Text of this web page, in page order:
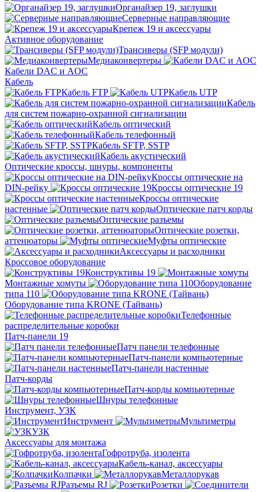
Органайзер 19, заглушки
Серверные направляющие
Крепеж 19 и аксессуары
Активное оборудование
Трансиверы (SFP модули)
Медиаконвертеры
Кабели DAC и AOC
Кабель
Кабель FTP
Кабель UTP
Кабель
для систем пожарно-охранной сигнализации
Кабель оптический
Кабель телефонный
Кабель SFTP, SSTP
Кабель акустический
Оптические кроссы, шнуры, компоненты
Кроссы оптические на
DIN-рейку
Кроссы оптические 19
Кроссы оптические
настенные
Оптические патч корды
Оптические разъемы
Оптические розетки,
аттенюаторы
Муфты оптические
Аксессуары и расходники
Кроссовое оборудование
Конструктивы 19
Монтажные хомуты
Оборудование
типа 110
Оборудование типа KRONE (Тайвань)
Телефонные
распределительные коробки
Патч-панели 19
Патч панели телефонные
Патч-панели компьютерные
Патч-панели настенные
Патч-корды
Патч-корды компьютерные
Шнуры телефонные
Инструмент, УЗК
Инструмент
Мультиметры
УЗК
Аксессуары для монтажа
Гофротруба, изолента
Кабель-канал, аксессуары
Колпачки
Металлорукав
Разъемы RJ
Розетки